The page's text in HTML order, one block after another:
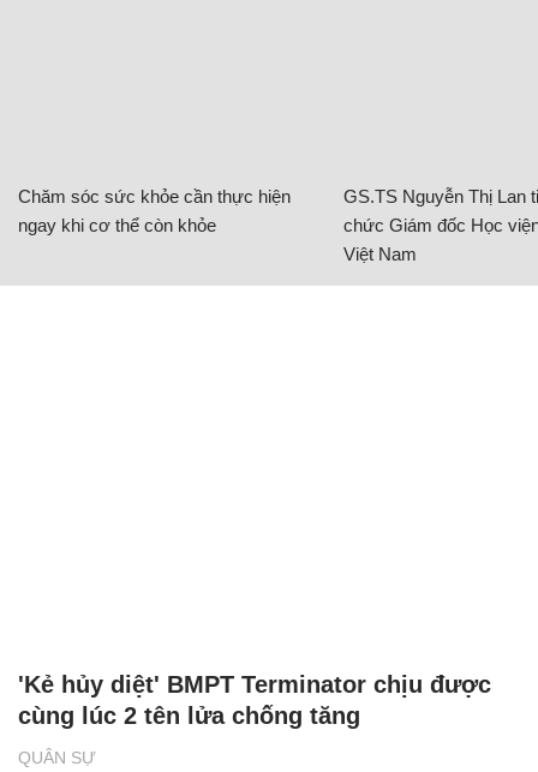
Chăm sóc sức khỏe cần thực hiện
ngay khi cơ thể còn khỏe
GS.TS Nguyễn Thị Lan
chức Giám đốc Học
Việt Nam
QUÂN SỰ
'Kẻ hủy diệt' BMPT Terminator chịu được
cùng lúc 2 tên lửa chống tăng